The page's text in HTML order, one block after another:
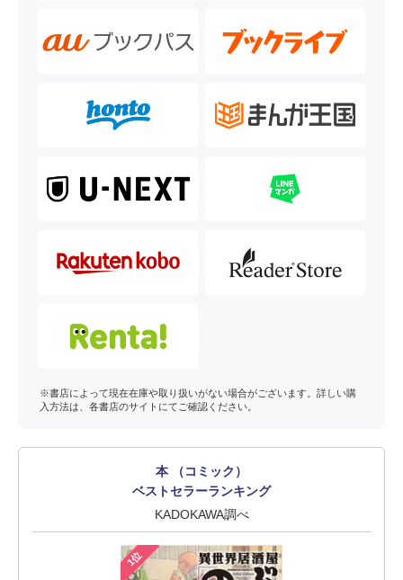
※書店によって現在在庫や取り扱いがない場合がございます。詳しい購
入方法は、各書店のサイトにてご確認ください。
本 （コミック）
ベストセラーランキング
KADOKAWA調べ
1位